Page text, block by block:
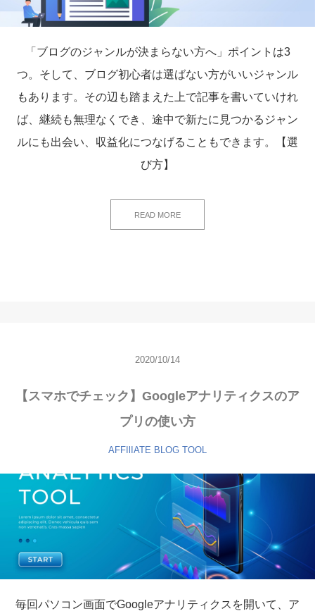
「ブログのジャンルが決まらない方へ」ポイントは3
つ。そして、ブログ初心者は選ばない方がいいジャンル
もあります。その辺も踏まえた上で記事を書いていけれ
ば、継続も無理なくでき、途中で新たに見つかるジャン
ルにも出会い、収益化につなげることもできます。【選
び方】
READ MORE
2020/10/14
【スマホでチェック】Googleアナリティクスのア
プリの使い方
AFFIlIATE BLOG TOOL
毎回パソコン画面でGoogleアナリティクスを開いて、ア